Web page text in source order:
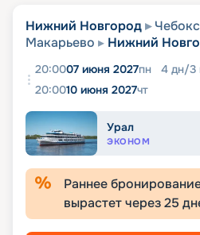
Нижний Новгород
Макарьево
Нижний
20:0007 июня 2027пн 4 дн/3
20:0010 июня 2027чт
Урал
ЭКОНОМ
Раннее
вырастет через25